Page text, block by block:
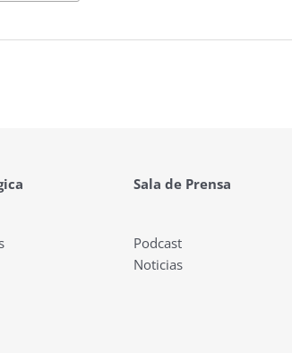
Sala de Prensa
Podcast
Noticias